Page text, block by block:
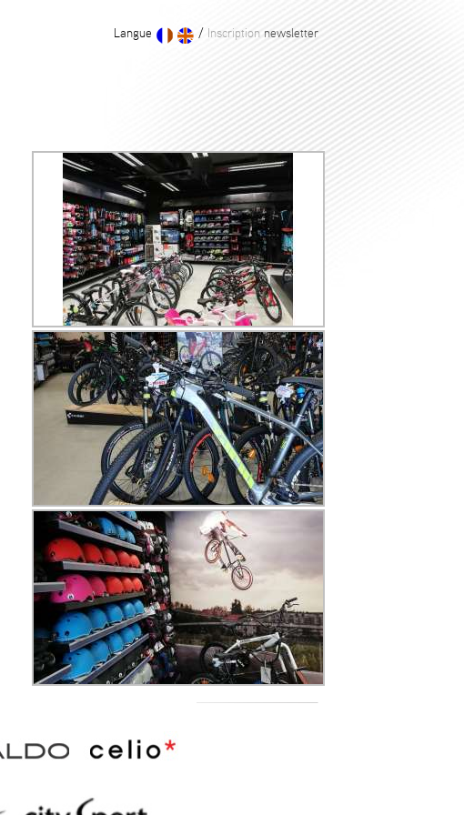
/ Inscription newsletter
Langue